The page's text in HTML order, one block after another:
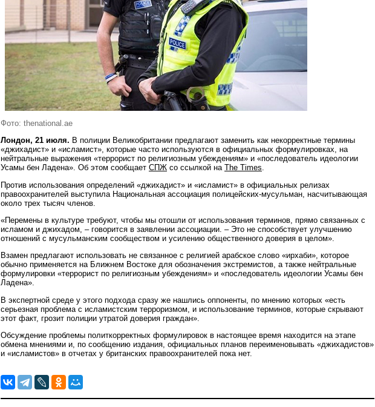
Фото: thenational.ae
Лондон, 21 июля. В полиции Великобритании предлагают заменить как некорректные термины
«джихадист» и «исламист», которые часто используются в официальных формулировках, на
нейтральные выражения «террорист по религиозным убеждениям» и «последователь идеологии
Усамы бен Ладена». Об этом сообщает СПЖ со ссылкой на The Times.
Против использования определений «джихадист» и «исламист» в официальных релизах
правоохранителей выступила Национальная ассоциация полицейских-мусульман, насчитывающая
около трех тысяч членов.
«Перемены в культуре требуют, чтобы мы отошли от использования терминов, прямо связанных с
исламом и джихадом, – говорится в заявлении ассоциации. – Это не способствует улучшению
отношений с мусульманским сообществом и усилению общественного доверия в целом».
Взамен предлагают использовать не связанное с религией арабское слово «ирхаби», которое
обычно применяется на Ближнем Востоке для обозначения экстремистов, а также нейтральные
формулировки «террорист по религиозным убеждениям» и «последователь идеологии Усамы бен
Ладена».
В экспертной среде у этого подхода сразу же нашлись оппоненты, по мнению которых «есть
серьезная проблема с исламистским терроризмом, и использование терминов, которые скрывают
этот факт, грозит полиции утратой доверия граждан».
Обсуждение проблемы политкорректных формулировок в настоящее время находится на этапе
обмена мнениями и, по сообщению издания, официальных планов переименовывать «джихадистов»
и «исламистов» в отчетах у британских правоохранителей пока нет.